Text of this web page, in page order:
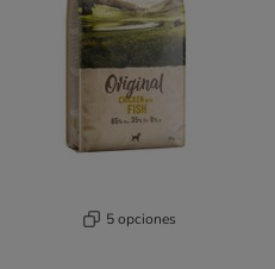
5 opciones